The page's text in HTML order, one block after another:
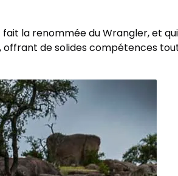
la renommée du Wrangler, et
offrant de solides compétences